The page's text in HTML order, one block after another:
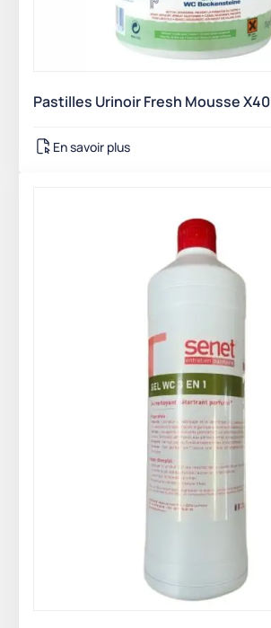
Pastilles Urinoir Fresh Mousse X40
En savoir plus